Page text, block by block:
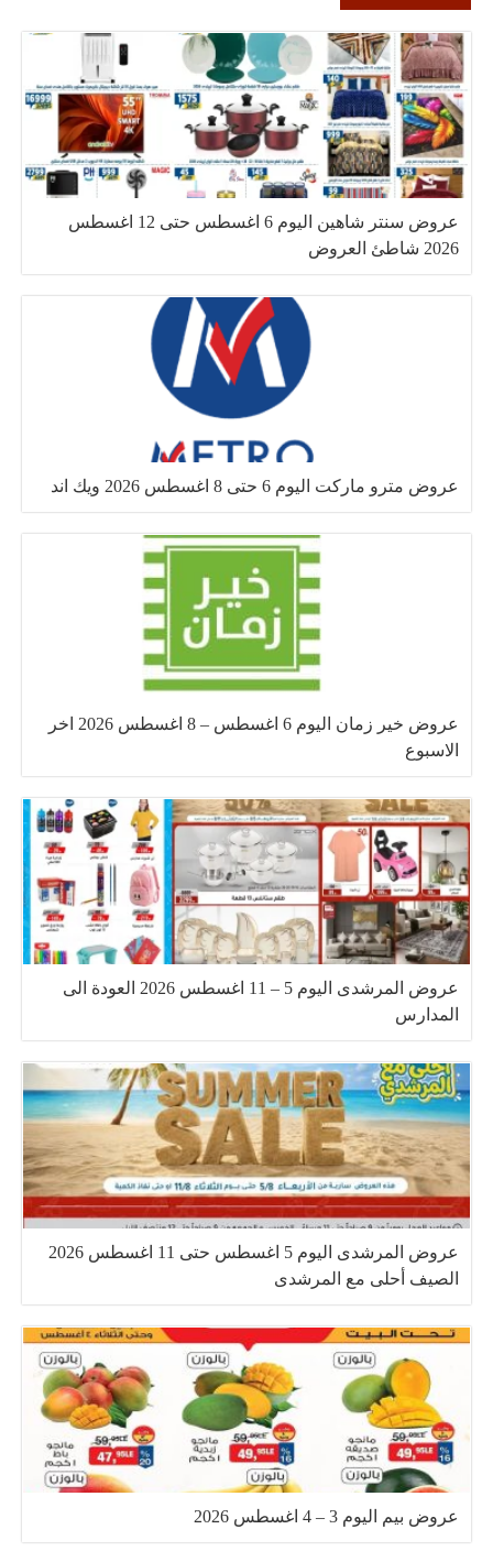
عروض سنتر شاهين اليوم 6 اغسطس حتى 12 اغسطس
2026 شاطئ العروض
عروض مترو ماركت اليوم 6 حتى 8 اغسطس 2026 ويك اند
عروض خير زمان اليوم 6 اغسطس – 8 اغسطس 2026 اخر
الاسبوع
عروض المرشدى اليوم 5 – 11 اغسطس 2026 العودة الى
المدارس
عروض المرشدى اليوم 5 اغسطس حتى 11 اغسطس 2026
الصيف أحلى مع المرشدى
عروض بيم اليوم 3 – 4 اغسطس 2026